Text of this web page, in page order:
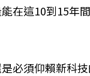
在這10到15年
必須仰賴新科